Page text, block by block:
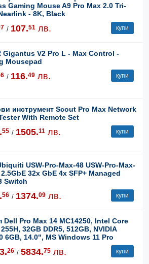
Gaming Mouse A9 Pro Max 2.0 Tri-
- 8K, Black
/ 107.51 лв. купи
Gigantus V2 Pro L - Max Control -
Mousepad
/ 116.49 лв. купи
инструмент Scout Pro Max Network
With Remote Set
55 / 1505.11 лв. купи
USW-Pro-Max-48 USW-Pro-Max-
32x GbE 4x SFP+ Managed
Switch
56 / 1374.09 лв. купи
Dell Pro Max 14 MC14250, Intel Core
32GB DDR5, 512GB, NVIDIA
6GB, 14.0", MS Windows 11 Pro
26 / 5834.75 лв. купи